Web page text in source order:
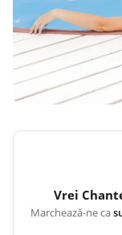
Vrei
Marchează-ne ca